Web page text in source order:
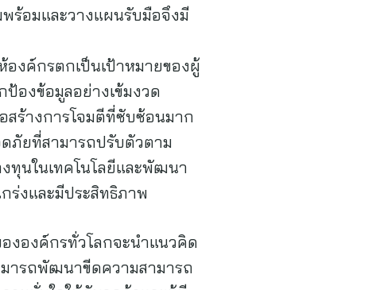
ร้อมและวางแผนรับมือจึงมี
งค์กรตกเป็นเป้าหมายของผู้
องข้อมูลอย่างเข้มงวด
สร้างการโจมตีที่ซับซ้อนมาก
ภัยที่สามารถปรับตัวตาม
ทุนในเทคโนโลยีและพัฒนา
ร่งและมีประสิทธิภาพ
งองค์กรทั่วโลกจะนำแนวคิด
มารถพัฒนาขีดความสามารถ